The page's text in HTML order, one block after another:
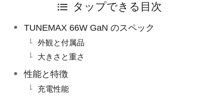
タップできる目次
TUNEMAX 66W GaN のスペック
外観と付属品
大きさと重さ
性能と特徴
充電性能